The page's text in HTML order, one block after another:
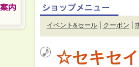
イベント&セール クーポン
☆セキセ